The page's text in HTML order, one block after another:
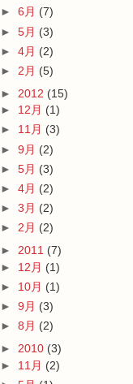
► 6月 (7)
► 5月 (3)
► 4月 (2)
► 2月 (5)
► 2012 (15)
► 12月 (1)
► 11月 (3)
► 9月 (2)
► 5月 (3)
► 4月 (2)
► 3月 (2)
► 2月 (2)
► 2011 (7)
► 12月 (1)
► 10月 (1)
► 9月 (3)
► 8月 (2)
► 2010 (3)
► 11月 (2)